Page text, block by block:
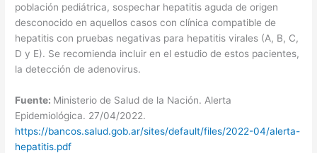
población pediátrica, sospechar hepatitis aguda de origen
desconocido en aquellos casos con clínica compatible de
hepatitis con pruebas negativas para hepatitis virales (A, B, C,
D y E). Se recomienda incluir en el estudio de estos pacientes,
la detección de adenovirus.
Fuente: Ministerio de Salud de la Nación. Alerta
Epidemiológica. 27/04/2022.
https://bancos.salud.gob.ar/sites/default/files/2022-04/alerta-
hepatitis.pdf